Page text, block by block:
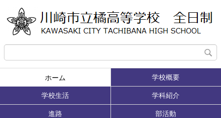
ホーム 学校概要
学校生活 学科紹介
進路 部活動